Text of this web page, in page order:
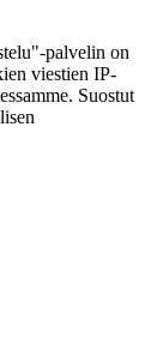
palvelin on
viestien IP-
Suostut